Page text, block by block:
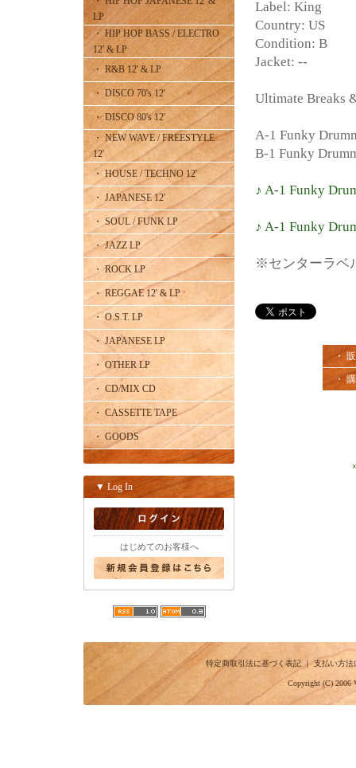
LP
・ HIP HOP BASS / ELECTRO
12' & LP
・ R&B 12' & LP
・ DISCO 70's 12'
・ DISCO 80's 12'
・ NEW WAVE / FREESTYLE
12'
・ HOUSE / TECHNO 12'
・ JAPANESE 12'
・ SOUL / FUNK LP
・ JAZZ LP
・ ROCK LP
・ REGGAE 12' & LP
・ O.S.T. LP
・ JAPANESE LP
・ OTHER LP
・ CD/MIX CD
・ CASSETTE TAPE
・ GOODS
▼ Log In
はじめてのお客様へ
Label: King
Country: US
Condition: B
Jacket: --
Ultimate Breaks
A-1 Funky
B-1 Funky
♪ A-1 Funky
♪ A-1 Funky
※センターラベ
・
・
特定商取引法に基づく表記｜支払い方法
Copyright (C) 2006